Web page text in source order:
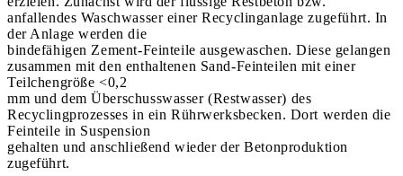
anfallendes Waschwasser einer Recyclinganlage zugeführt. In
der Anlage werden die
bindefähigen Zement-Feinteile ausgewaschen. Diese gelangen
zusammen mit den enthaltenen Sand-Feinteilen mit einer
Teilchengröße <0,2
mm und dem Überschusswasser (Restwasser) des
Recyclingprozesses in ein Rührwerksbecken. Dort werden die
Feinteile in Suspension
gehalten und anschließend wieder der Betonproduktion
zugeführt.